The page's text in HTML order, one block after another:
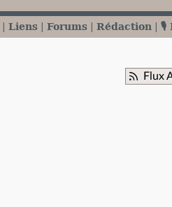
Liens Forums Rédaction 🎙️
Flux